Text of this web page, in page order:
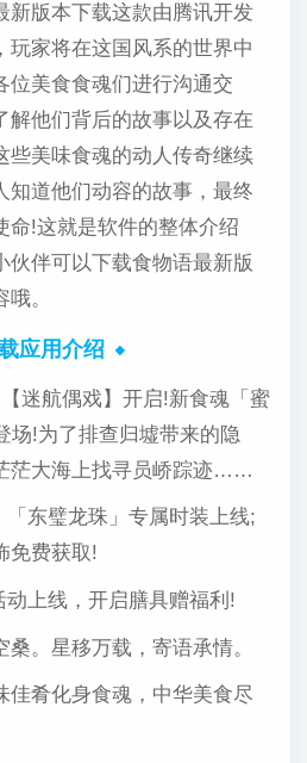
新版本下载这款由腾讯开发
玩家将在这国风系的世界中
位美食食魂们进行沟通交
解他们背后的故事以及存在
些美味食魂的动人传奇继续
知道他们动容的故事，最终
命!这就是软件的整体介绍
伙伴可以下载食物语最新版
。
应用介绍
航偶戏】开启!新食魂「蜜
场!为了排查归墟带来的隐
茫大海上找寻员峤踪迹……
东璧龙珠」专属时装上线;
免费获取!
上线，开启膳具赠福利!
。星移万载，寄语承情。
肴化身食魂，中华美食尽